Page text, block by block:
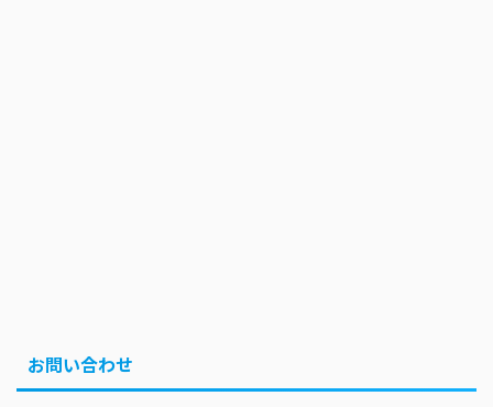
お問い合わせ